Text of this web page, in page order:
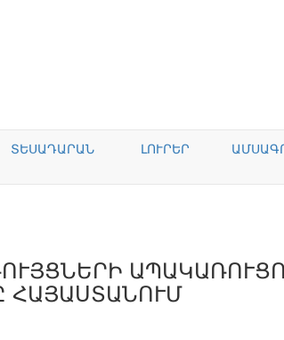
ՏԵՍԱԴԱՐԱՆ ԼՈՒՐԵՐ
ՀԱՅԱՍՏԱՆՈՒՄ